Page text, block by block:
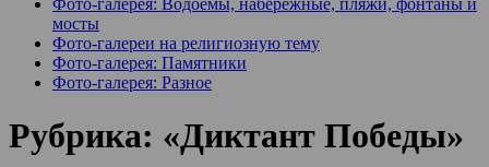
Фото-галерея: Водоемы, набережные, пляжи, фонтаны и
мосты
Фото-галереи на религиозную тему
Фото-галерея: Памятники
Фото-галерея: Разное
Рубрика: «Диктант Победы»